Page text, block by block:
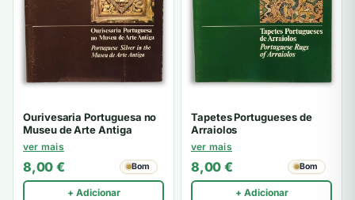
Ourivesaria Portuguesa no
Museu de Arte Antiga
ver mais
8,00 € Bom
+ Adicionar
Tapetes Portugueses de
Arraiolos
ver mais
8,00 € Bom
+ Adicionar